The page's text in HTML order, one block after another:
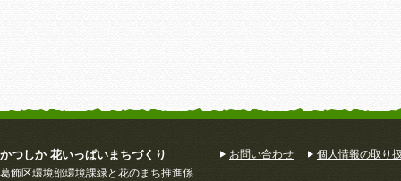
かつしか 花いっぱいまちづくり
葛飾区環境部環境課緑と花のまち推進係
お問い合わせ 個人情報の取り